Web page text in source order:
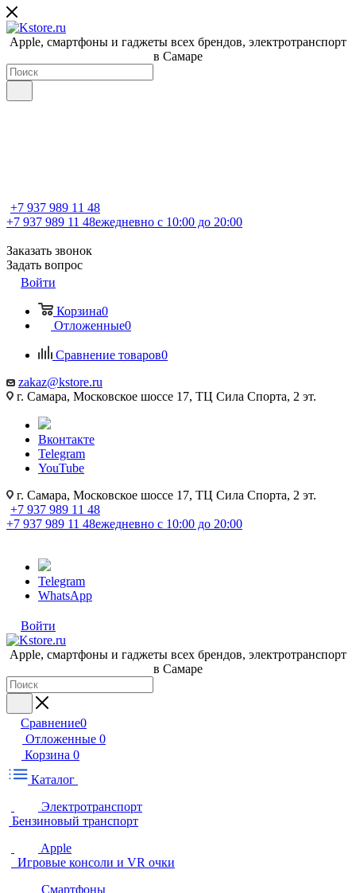
Apple, cмартфоны и гаджеты всех брендов, электротранспорт
в Самаре
+7 937 989 11 48
+7 937 989 11 48ежедневно с 10:00 до 20:00
Заказать звонок
Задать вопрос
Войти
Корзина0
Отложенные0
Сравнение товаров0
zakaz@kstore.ru
г. Самара, Московское шоссе 17, ТЦ Сила Спорта, 2 эт.
Вконтакте
Telegram
YouTube
г. Самара, Московское шоссе 17, ТЦ Сила Спорта, 2 эт.
+7 937 989 11 48
+7 937 989 11 48ежедневно с 10:00 до 20:00
Telegram
WhatsApp
Войти
Apple, cмартфоны и гаджеты всех брендов, электротранспорт
в Самаре
Сравнение0
Отложенные 0
Корзина 0
Каталог
Электротранспорт
Бензиновый транспорт
Apple
Игровые консоли и VR очки
Смартфоны